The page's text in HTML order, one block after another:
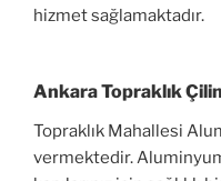
hizmet sağlamaktadır.
Ankara Topraklık
Topraklık Mahallesi
vermektedir.